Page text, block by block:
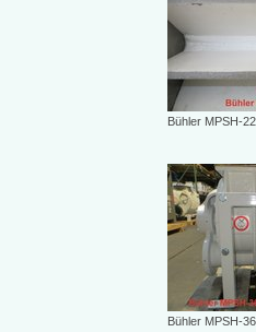
Bühler MPSH-
Bühler MPSH-